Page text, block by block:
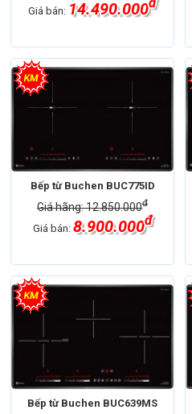
Giá bán: 14.490.000đ
Bếp từ Buchen BUC775ID
Giá hãng: 12.850.000đ
Giá bán: 8.900.000đ
Bếp từ Buchen BUC639MS